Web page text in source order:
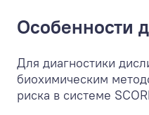
Особенности
Для диагностики
биохимическим
риска в системе